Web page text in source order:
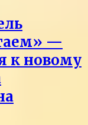
—
к новому